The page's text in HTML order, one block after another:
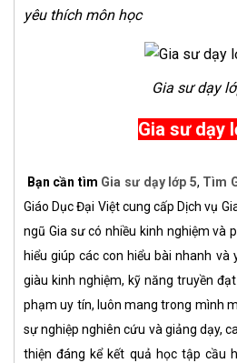
yêu thích môn học
Gia sư dạy
Gia sư dạy
Bạn cần tìm Gia sư dạy lớp 5, Tìm
Giáo Dục Đại Việt cung cấp Dịch vụ
ngũ Gia sư có nhiều kinh nghiệm và
hiểu giúp các con hiểu bài nhanh và
giàu kinh nghiệm, kỹ năng truyền
phạm uy tín, luôn mang trong mình
sự nghiệp nghiên cứu và giảng dạy,
thiện đáng kể kết quả học tập cầu